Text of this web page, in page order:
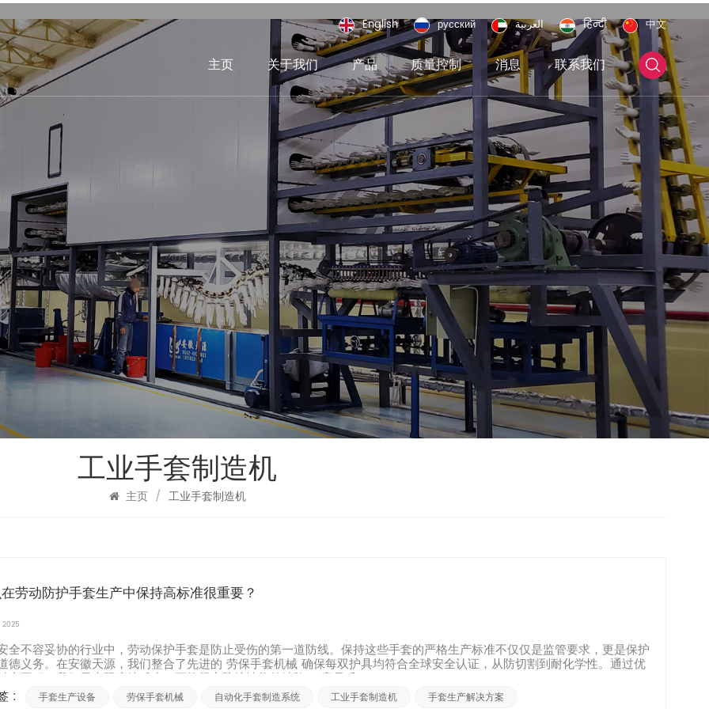
English русский العربية हिन्दी 中文
主页 关于我们 产品 质量控制 消息 联系我们
工业手套制造机
主页 / 工业手套制造机
劳动防护手套生产中保持高标准很重要？
全不容妥协的行业中，劳动保护手套是防止受伤的第一道防线。保持这些手套的严格生产标准不仅仅是监管要求，更是保护
德义务。在安徽天源，我们整合了先进的 劳保手套机械 确保每双护具均符合全球安全认证，从防切割到耐化学性。通过优
密工程，我们最大限度地减少了可能损害防护性能的缺陷。 高品质...
:
手套生产设备 劳保手套机械 自动化手套制造系统 工业手套制造机 手套生产解决方案